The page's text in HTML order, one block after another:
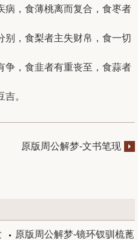
病，食薄桃离而复合，食枣者
别，食梨者主失财帛，食一切
争，食韭者有重丧至，食蒜者
。
原版周公解梦-文书笔现
原版周公解梦-镜环钗驯梳蓖